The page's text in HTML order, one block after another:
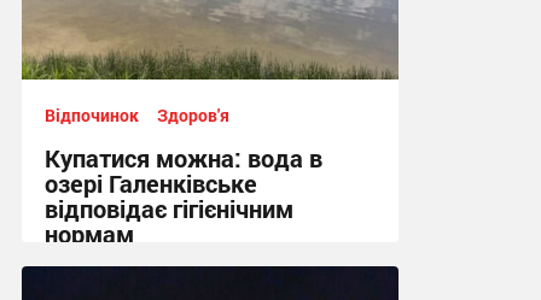
Відпочинок Здоров'я
Купатися можна: вода в
озері Галенківське
відповідає гігієнічним
нормам